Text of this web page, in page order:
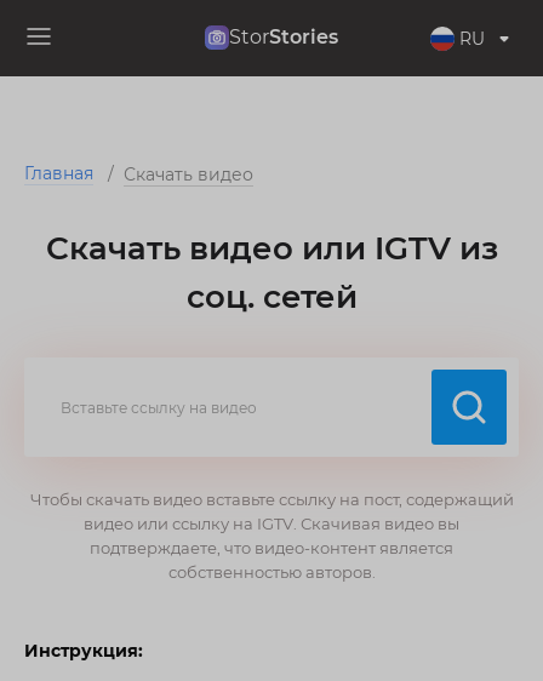
StorStories RU
Главная / Скачать видео
Скачать видео или IGTV из
соц. сетей
Чтобы скачать видео вставьте ссылку на пост, содержащий
видео или ссылку на IGTV. Скачивая видео вы
подтверждаете, что видео-контент является
собственностью авторов.
Инструкция: